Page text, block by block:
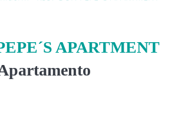
APARTMENT